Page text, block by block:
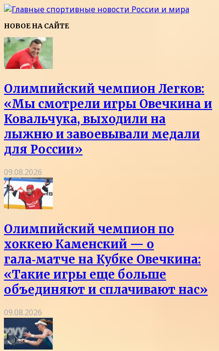
НОВОЕ НА САЙТЕ
Олимпийский чемпион Легков:
«Мы смотрели игры Овечкина и
Ковальчука, выходили на
лыжню и завоевывали медали
для России»
09.08.2026
Олимпийский чемпион по
хоккею Каменский — о
гала‑матче на Кубке Овечкина:
«Такие игры еще больше
объединяют и сплачивают нас»
09.08.2026